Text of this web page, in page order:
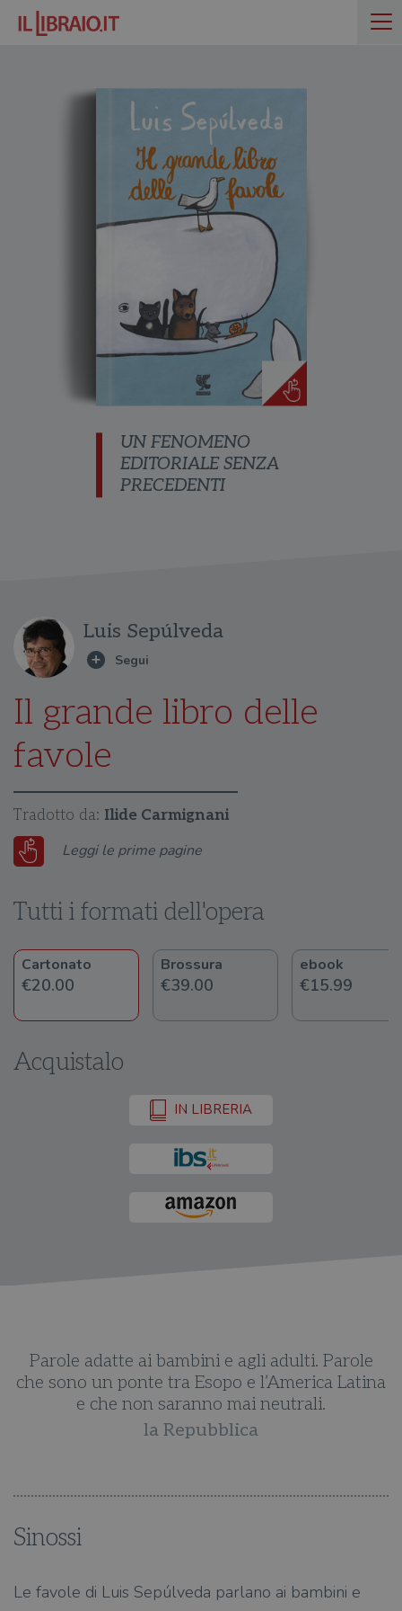
UN FENOMENO
EDITORIALE SENZA
PRECEDENTI
Luis Sepúlveda
Il grande libro delle
favole
Tradotto da: Ilide Carmignani
Leggi le prime pagine
Tutti i formati dell'opera
Cartonato
€20.00
Brossura
€39.00
ebook
€15.99
Acquistalo
IN LIBRERIA
Parole adatte ai bambini e agli adulti. Parole
che sono un ponte tra Esopo e l’America Latina
e che non saranno mai neutrali.
la Repubblica
Sinossi
Le favole di Luis Sepúlveda parlano ai bambini e